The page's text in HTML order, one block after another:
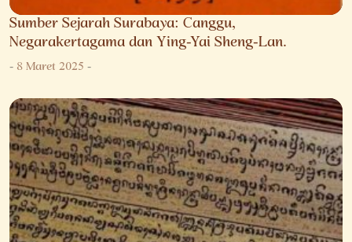
Sumber Sejarah Surabaya: Canggu,
Negarakertagama dan Ying-Yai Sheng-Lan.
-8 Maret 2025-